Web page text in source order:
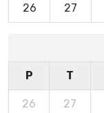
26 27
P T
26 27